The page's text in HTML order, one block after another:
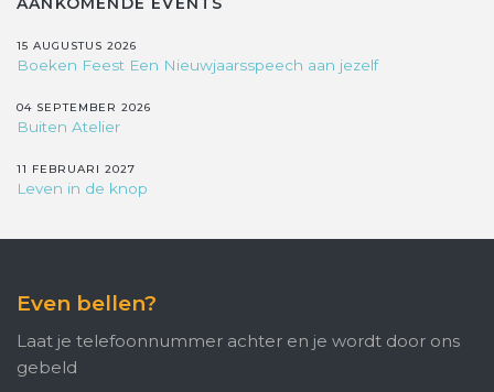
15 AUGUSTUS 2026
Boeken Feest Een Nieuwjaarsspeech aan jezelf
04 SEPTEMBER 2026
Buiten Atelier
11 FEBRUARI 2027
Leven in de knop
Even bellen?
Laat je telefoonnummer achter en je wordt door ons
gebeld